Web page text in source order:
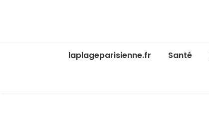
laplageparisienne.fr Santé